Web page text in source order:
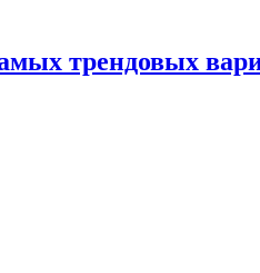
трендовых